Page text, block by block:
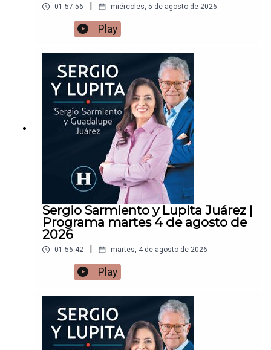
01:57:56 miércoles, 5 de agosto de 2026
Play
Sergio Sarmiento y Lupita Juárez |
Programa martes 4 de agosto de
2026
01:56:42 martes, 4 de agosto de 2026
Play